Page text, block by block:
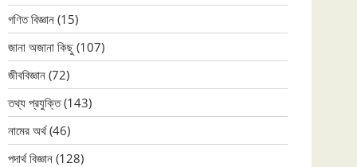
গণিত বিজ্ঞান (15)
জানা অজানা কিছু (107)
জীববিজ্ঞান (72)
তথ্য প্রযুক্তি(143)
নামের অর্থ(46)
পদার্থ বিজ্ঞান (128)